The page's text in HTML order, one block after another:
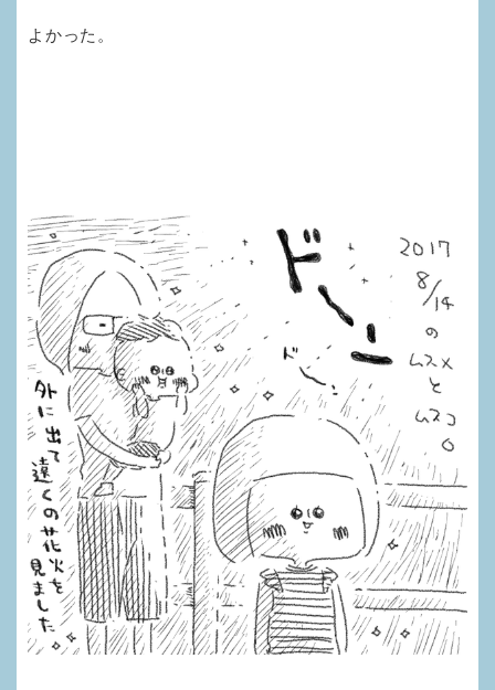
よかった。